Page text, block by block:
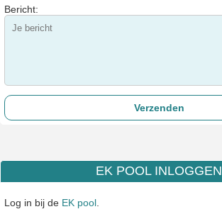
Bericht:
EK POOL INLOGGEN
Log in bij de EK pool